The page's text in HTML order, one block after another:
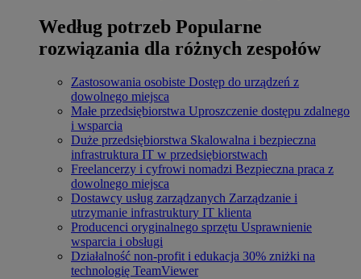
Według potrzeb Popularne
rozwiązania dla różnych zespołów
Zastosowania osobiste Dostęp do urządzeń z
dowolnego miejsca
Małe przedsiębiorstwa Uproszczenie dostępu zdalnego
i wsparcia
Duże przedsiębiorstwa Skalowalna i bezpieczna
infrastruktura IT w przedsiębiorstwach
Freelancerzy i cyfrowi nomadzi Bezpieczna praca z
dowolnego miejsca
Dostawcy usług zarządzanych Zarządzanie i
utrzymanie infrastruktury IT klienta
Producenci oryginalnego sprzętu Usprawnienie
wsparcia i obsługi
Działalność non-profit i edukacja 30% zniżki na
technologię TeamViewer